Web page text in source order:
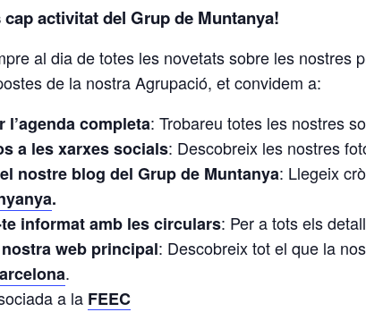
activitat del Grup de Muntanya!
al dia de totes les novetats sobre les nostres
de la nostra Agrupació, et convidem a:
l’agenda completa: Trobareu totes les nostres
a les xarxes socials: Descobreix les nostres
nostre blog del Grup de Muntanya: Llegeix
.
informat amb les circulars: Per a tots els
web principal: Descobreix tot el que la
.
a la FEEC